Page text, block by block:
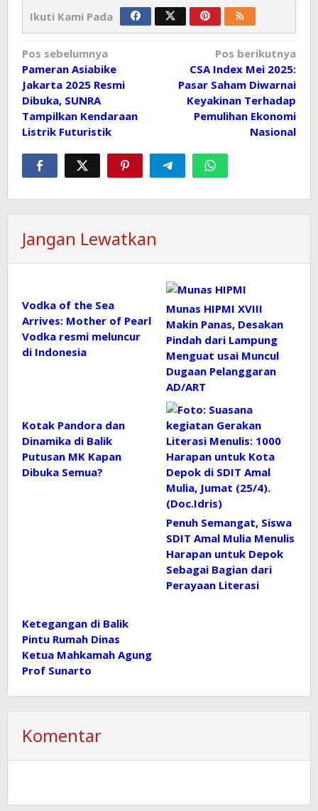
Ikuti Kami Pada
Navigasi
pos
Pos sebelumnya
Pameran Asiabike
Jakarta 2025 Resmi
Dibuka, SUNRA
Tampilkan Kendaraan
Listrik Futuristik
Pos berikutnya
CSA Index Mei 2025:
Pasar Saham Diwarnai
Keyakinan Terhadap
Pemulihan Ekonomi
Nasional
Jangan Lewatkan
Vodka of the Sea
Arrives: Mother of Pearl
Vodka resmi meluncur
di Indonesia
Munas HIPMI XVIII
Makin Panas, Desakan
Pindah dari Lampung
Menguat usai Muncul
Dugaan Pelanggaran
AD/ART
Kotak Pandora dan
Dinamika di Balik
Putusan MK Kapan
Dibuka Semua?
Penuh Semangat, Siswa
SDIT Amal Mulia Menulis
Harapan untuk Depok
Sebagai Bagian dari
Perayaan Literasi
Ketegangan di Balik
Pintu Rumah Dinas
Ketua Mahkamah Agung
Prof Sunarto
Komentar